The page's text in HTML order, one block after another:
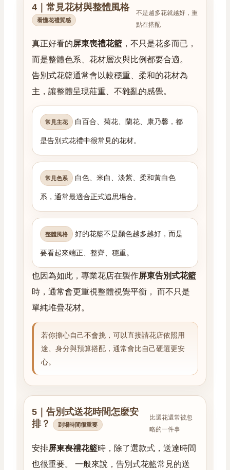
4｜常見花材與整體風格
看懂花禮質感
不是越多花就越好，重
點在搭配
真正好看的屏東喪禮花籃 ，不只是花多而已，
而是整體色系、花材層次與比例都要合適。
告別式花籃通常會以較穩重、柔和的花材為
主，讓整體呈現莊重、不雜亂的感覺。
常見主花
白百合、菊花、蘭花、康乃馨，都
是告別式花禮中很常見的花材。
常見色系
白色、米白、淡紫、柔和黃白色
系，通常最適合正式追思場合。
整體風格
好的花籃不是顏色越多越好，而是
要看起來端正、整齊、穩重。
也因為如此，專業花店在製作屏東告別式花籃
時，通常會更重視整體視覺平衡， 而不只是
單純堆疊花材。
若你擔心自己不會挑，可以直接請花店依照用
途、身分與預算搭配，通常會比自己硬選更安
心。
5｜告別式送花時間怎麼安
排？
到場時間很重要
比選花還常被忽
略的一件事
安排屏東喪禮花籃時，除了選款式，送達時間
也很重要。 一般來說，告別式花籃常見的送